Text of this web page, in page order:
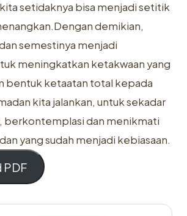
setidaknya bisa menjadi setitik
demikian,
semestinya menjadi
meningkatkan ketakwaan yang
bentuk ketaatan total kepada
kita jalankan, untuk sekadar
berkontemplasi dan menikmati
yang sudah menjadi kebiasaan.
PDF